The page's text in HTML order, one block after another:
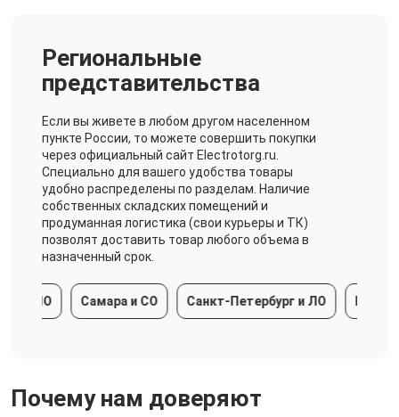
Региональные
представительства
Если вы живете в любом другом населенном
пункте России, то можете совершить покупки
через официальный сайт Electrotorg.ru.
Специально для вашего удобства товары
удобно распределены по разделам. Наличие
собственных складских помещений и
продуманная логистика (свои курьеры и ТК)
позволят доставить товар любого объема в
назначенный срок.
Самара и СО Санкт-Петербург и ЛО
Почему нам доверяют